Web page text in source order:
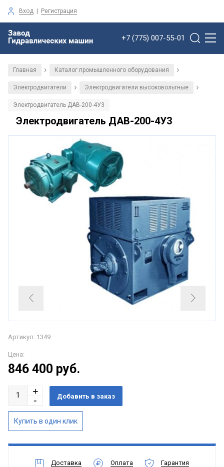
Вход | Регистрация
+7 (775) 007-55-01
Главная / Каталог промышленного оборудования /
Электродвигатели / Электродвигатели высоковольтные /
Электродвигатель ДАВ-200-4У3
Электродвигатель ДАВ-200-4У3
Артикул: 1349
Цена:
846 400 руб.
Доставка Оплата Гарантия